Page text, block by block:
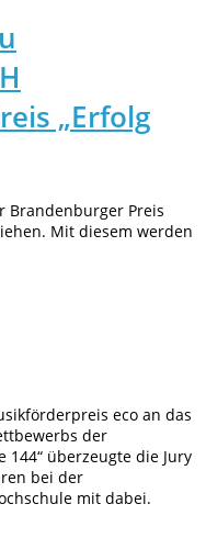
„Erfolg
Brandenburger Preis
Mit diesem werden
eco an das
der
144“ überzeugte die Jury
bei der
mit dabei.